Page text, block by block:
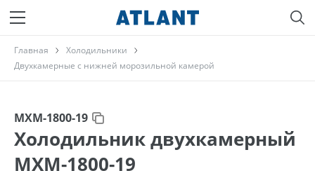
Главная
Холодильники
Двухкамерные с нижней морозильной камерой
МХМ-1800-19
Холодильник двухкамерный
МХМ-1800-19